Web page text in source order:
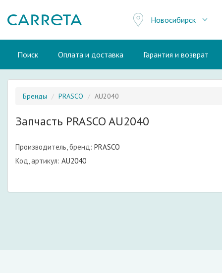
Новосибирск
Поиск Оплата и доставка Гарантия и возврат
Бренды PRASCO AU2040
Запчасть PRASCO AU2040
Производитель, бренд: PRASCO
Код, артикул: AU2040